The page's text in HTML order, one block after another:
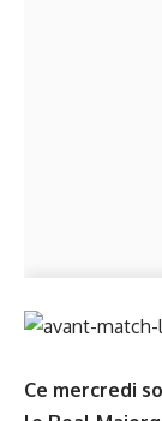
Ce mercredi